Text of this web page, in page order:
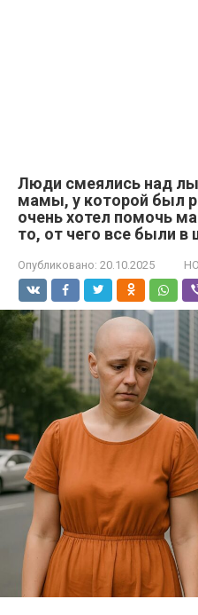
Люди смеялись над
мамы, у которой был
очень хотел помочь
то, от чего все были в
Опубликовано: 20.10.2025